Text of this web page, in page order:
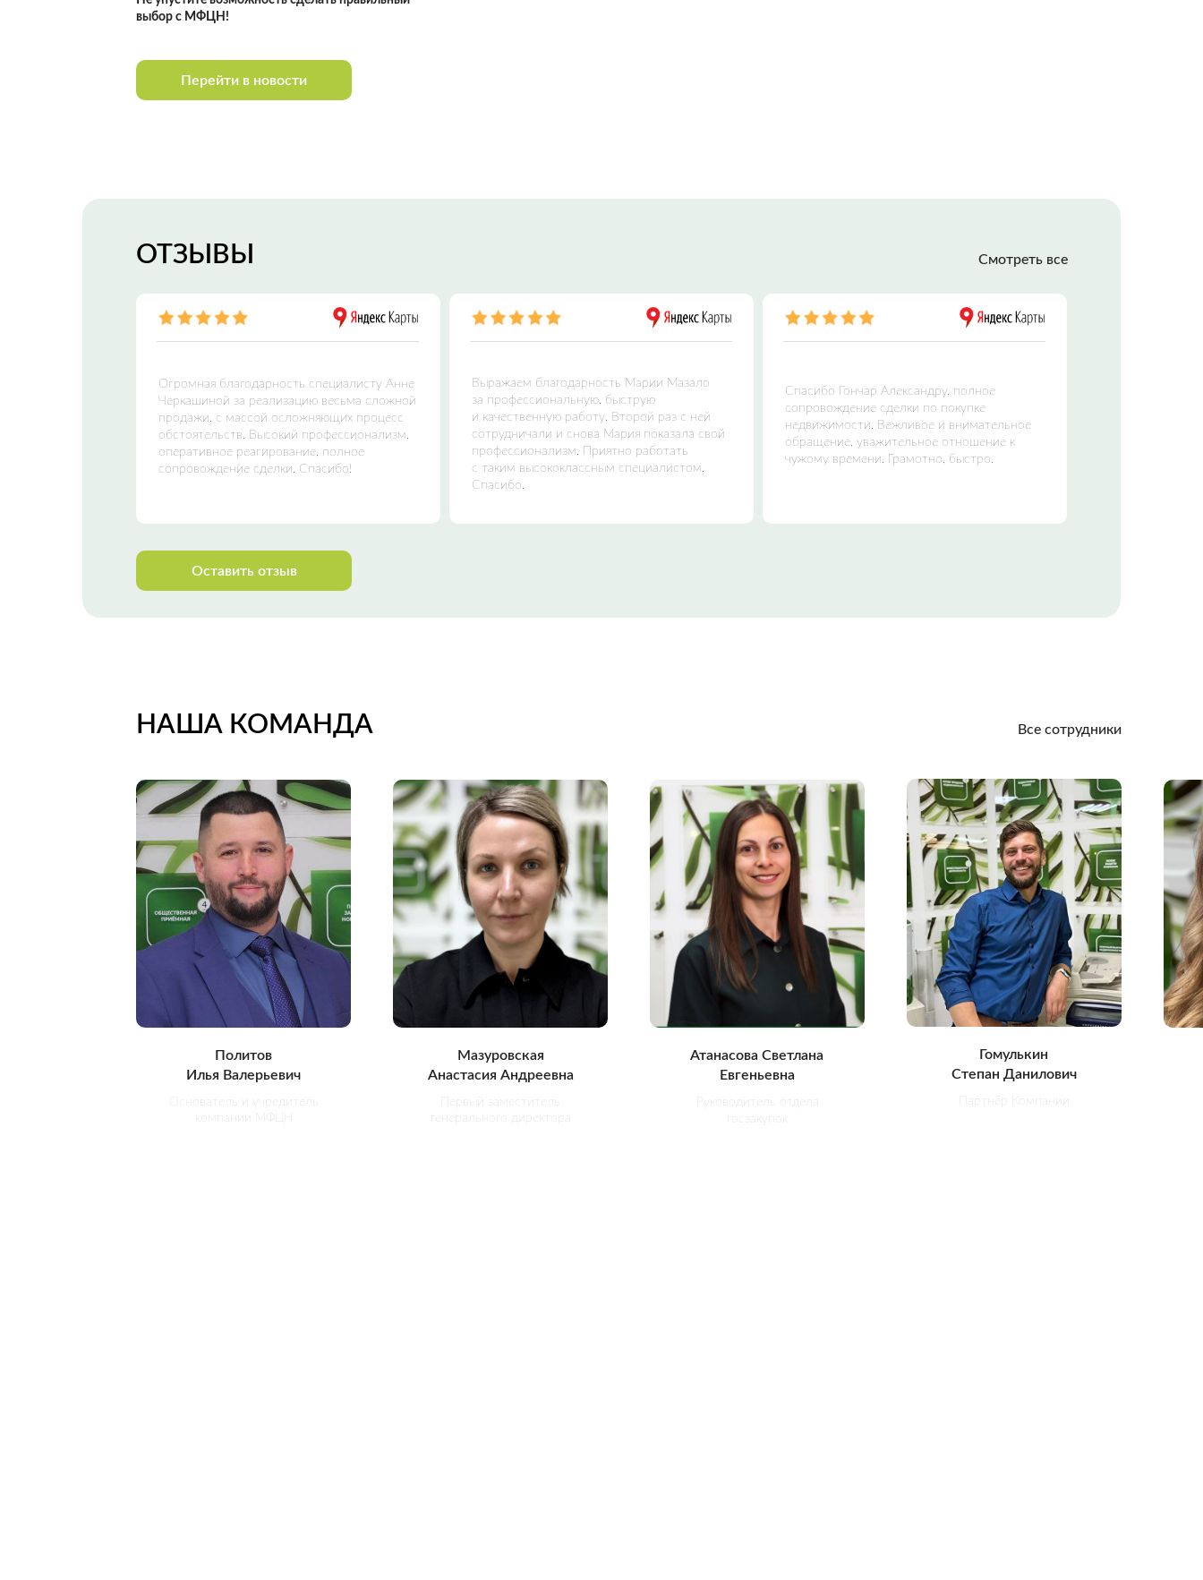
выбор с МФЦН!
Перейти в новости
ОТЗЫВЫ Смотреть все
Спасибо Гончар Александру, полное
сопровождение сделки по покупке
недвижимости. Вежливое и внимательное
обращение, уважительное отношение к
чужому времени. Грамотно, быстро.
Выражаем благодарность Марии Мазало
за профессиональную, быструю
и качественную работу. Второй раз с ней
сотрудничали и снова Мария показала свой
профессионализм. Приятно работать
с таким высококлассным специалистом.
Спасибо.
Огромная благодарность специалисту Анне
Черкашиной за реализацию весьма сложной
продажи, с массой осложняющих процесс
обстоятельств. Высокий профессионализм,
оперативное реагирование, полное
сопровождение сделки. Спасибо!
Оставить отзыв
НАША КОМАНДА
Гомулькин
Степан Данилович
Партнёр Компании
Атанасова Светлана
Евгеньевна
Руководитель отдела
госзакупок
Мазуровская
Анастасия Андреевна
Первый заместитель
генерального директора
Политов
Илья Валерьевич
Основатель и учредитель
компании МФЦН
Все сотрудники